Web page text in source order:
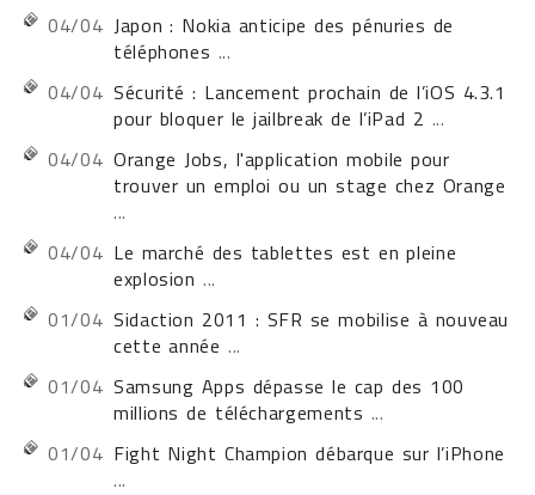
04/04 Japon : Nokia anticipe des pénuries de
téléphones ...
04/04 Sécurité : Lancement prochain de l’iOS 4.3.1
pour bloquer le jailbreak de l’iPad 2 ...
04/04 Orange Jobs, l'application mobile pour
trouver un emploi ou un stage chez Orange
...
04/04 Le marché des tablettes est en pleine
explosion ...
01/04 Sidaction 2011 : SFR se mobilise à nouveau
cette année ...
01/04 Samsung Apps dépasse le cap des 100
millions de téléchargements ...
01/04 Fight Night Champion débarque sur l’iPhone
...